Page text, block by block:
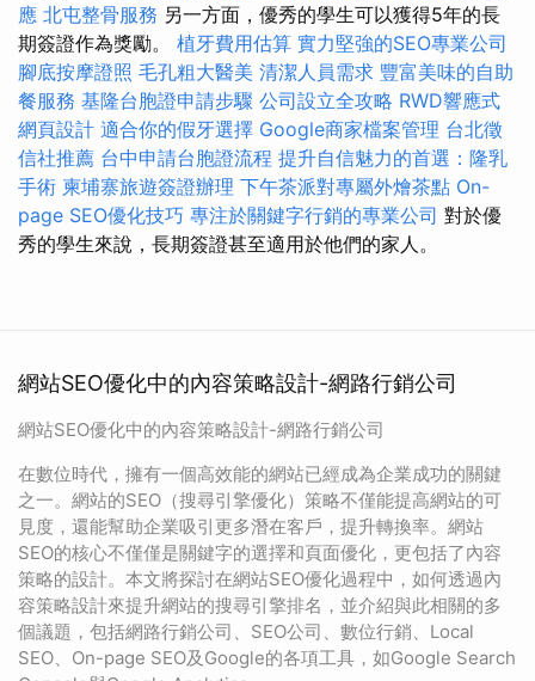
應 北屯整骨服務 另一方面，優秀的學生可以獲得5年的長
期簽證作為獎勵。 植牙費用估算 實力堅強的SEO專業公司
腳底按摩證照 毛孔粗大醫美 清潔人員需求 豐富美味的自助
餐服務 基隆台胞證申請步驟 公司設立全攻略 RWD響應式
網頁設計 適合你的假牙選擇 Google商家檔案管理 台北徵
信社推薦 台中申請台胞證流程 提升自信魅力的首選：隆乳
手術 柬埔寨旅遊簽證辦理 下午茶派對專屬外燴茶點 On-
page SEO優化技巧 專注於關鍵字行銷的專業公司 對於優
秀的學生來說，長期簽證甚至適用於他們的家人。
網站SEO優化中的內容策略設計-網路行銷公司
網站SEO優化中的內容策略設計-網路行銷公司
在數位時代，擁有一個高效能的網站已經成為企業成功的關鍵
之一。網站的SEO（搜尋引擎優化）策略不僅能提高網站的可
見度，還能幫助企業吸引更多潛在客戶，提升轉換率。網站
SEO的核心不僅僅是關鍵字的選擇和頁面優化，更包括了內容
策略的設計。本文將探討在網站SEO優化過程中，如何透過內
容策略設計來提升網站的搜尋引擎排名，並介紹與此相關的多
個議題，包括網路行銷公司、SEO公司、數位行銷、Local
SEO、On-page SEO及Google的各項工具，如Google Search